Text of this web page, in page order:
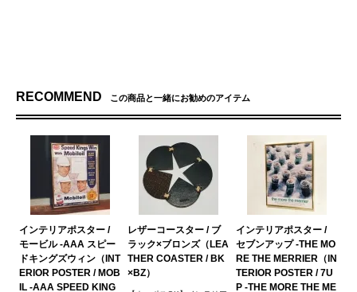
RECOMMEND この商品と一緒にお勧めのアイテム
インテリアポスター /
モービル -AAA スピー
ドキングズウィン（INT
ERIOR POSTER / MOB
IL -AAA SPEED KING
レザーコースター / ブ
ラック×ブロンズ（LEA
THER COASTER / BK
×BZ）
インテリアポスター /
セブンアップ -THE MO
RE THE MERRIER（IN
TERIOR POSTER / 7U
P -THE MORE THE ME